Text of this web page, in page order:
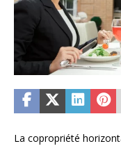
La copropriété